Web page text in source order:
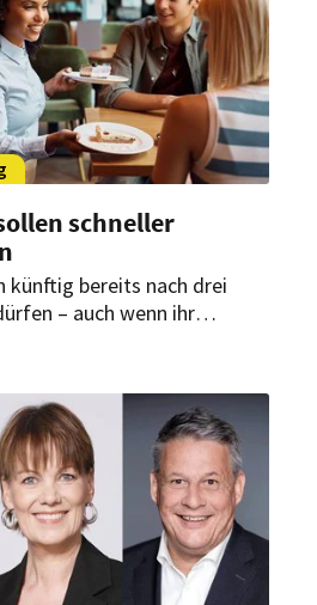
schneller
künftig bereits nach drei
– auch wenn ihr
zusätzliche Chancen im
Personalmangel